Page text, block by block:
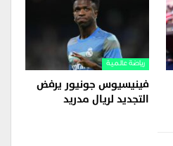
رياضة عالمية
فينيسيوس جونيور يرفض
التجديد لريال مدريد